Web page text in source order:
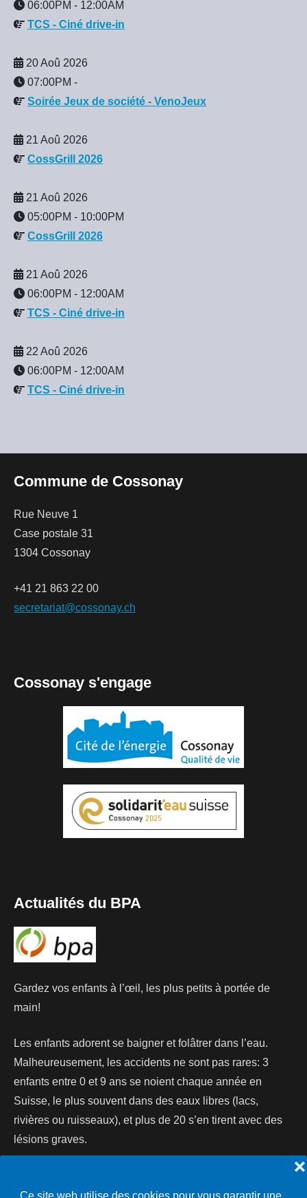
❌
06:00PM - 12:00AM
TCS - Ciné drive-in
20 Aoû 2026
07:00PM -
Soirée Jeux de société - VenoJeux
21 Aoû 2026
CossGrill 2026
21 Aoû 2026
05:00PM - 10:00PM
CossGrill 2026
21 Aoû 2026
06:00PM - 12:00AM
TCS - Ciné drive-in
22 Aoû 2026
06:00PM - 12:00AM
TCS - Ciné drive-in
Commune de Cossonay
Rue Neuve 1
Case postale 31
1304 Cossonay
+41 21 863 22 00
secretariat@cossonay.ch
Cossonay s'engage
Actualités du BPA
Gardez vos enfants à l’œil, les plus petits à portée de
main!
Les enfants adorent se baigner et folâtrer dans l’eau.
Malheureusement, les accidents ne sont pas rares: 3
enfants entre 0 et 9 ans se noient chaque année en
Suisse, le plus souvent dans des eaux libres (lacs,
rivières ou ruisseaux), et plus de 20 s’en tirent avec des
lésions graves.